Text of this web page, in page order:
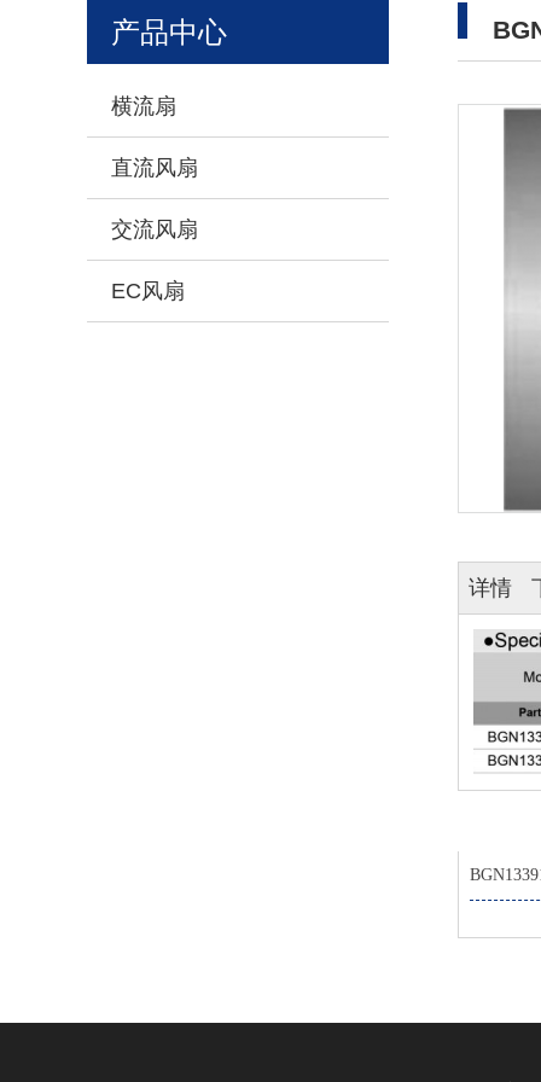
产品中心
横流扇
直流风扇
交流风扇
EC风扇
详情